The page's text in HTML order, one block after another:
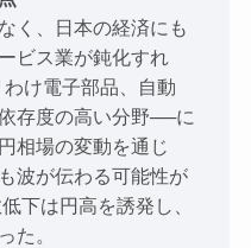
く、日本の経済にも
ビス業が鈍化すれ
け電子部品、自動
存度の高い分野──に
相場の変動を通じ
波が伝わる可能性が
下は円高を誘発し、
た。